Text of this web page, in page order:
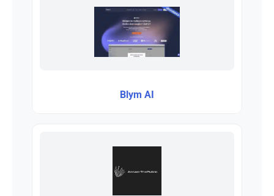
Blym AI